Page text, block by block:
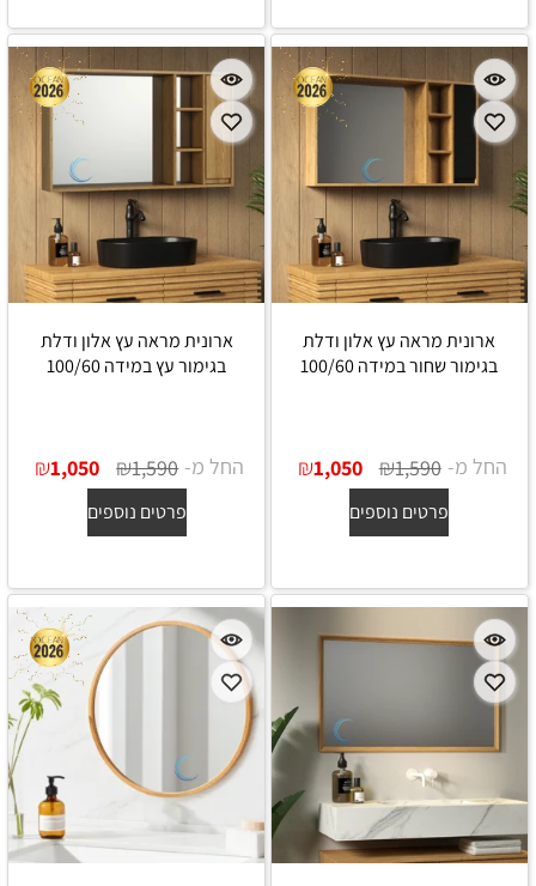
ארונית מראה עץ אלון ודלת
בגימור שחור במידה 100/60
החל מ- ₪1,590
₪1,050
פרטים נוספים
ארונית מראה עץ אלון ודלת
בגימור עץ במידה 100/60
החל מ- ₪1,590
₪1,050
פרטים נוספים